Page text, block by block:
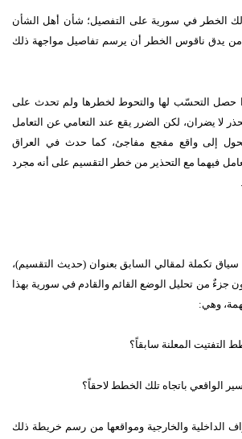
ذلك الخطر في سورية على التفصيل؛ شأن أهل الشأن
يدق ناقوس الخطر أن يرسم تفاصيل مواجهة ذلك
حصل التحسّب لها والتحوط لخطرها ولم تحدث على
لا يضران، لكن الضرر يقع عند التعامي عن التعامل
إلى واقع مفجع مفاجئ، كما حدث في العراق
فيهما مع التحذير من خطر التقسيم على أنه مجرد
تكملة لمقالي السابق بعنوان (حديث التقسيم)،
جزءٌ من تحليل الوضع القائم والقادم في سورية بهذا
وهي:
المعلنة سابقاً؟
الواقعي باتجاه تلك الخطط لاحقاً؟
الداخلية والخارجية ومواقعها من رسم خريطة ذلك